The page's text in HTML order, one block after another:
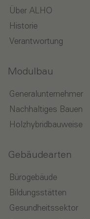
Über ALHO
Historie
Verantwortung
Modulbau
Generalunternehmer
Nachhaltiges Bauen
Holzhybridbauweise
Gebäudearten
Bürogebäude
Bildungsstätten
Gesundheitssektor